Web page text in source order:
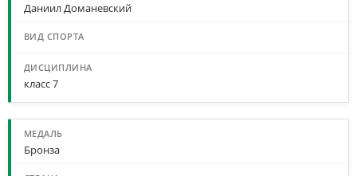
Даниил Доманевский
класс 7
Бронза